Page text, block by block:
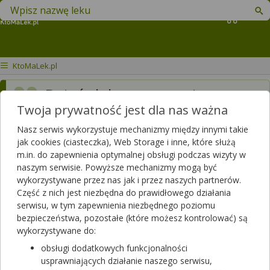
Koszyk
Znajdź lek w swojej okolicy
KtoMaLek.pl
Dzień dobry czy macie ten
lek na stanie
Dotyczy:Mężczyzna, 42 lata
Odpowiedzi farmaceutów
Witam serdecznie, Dzień dobry. Uprzejmie informujemy, że
KtoMaLek.pl nie jest apteką i nie prowadzi sprzedaży leków. W
przesłanym zapytaniu nie została podana nazwa leku, dlatego
nie jesteśmy w stanie przedstawić wyników wyszukiwania
produktu w naszym serwisie. Zachęcamy do samodzielnego
Twoja prywatność jest dla nas ważna
Nasz serwis wykorzystuje mechanizmy między innymi takie
jak cookies (ciasteczka), Web Storage i inne, które służą
m.in. do zapewnienia optymalnej obsługi podczas wizyty w
naszym serwisie. Powyższe mechanizmy mogą być
wykorzystywane przez nas jak i przez naszych partnerów.
Część z nich jest niezbędna do prawidłowego działania
serwisu, w tym zapewnienia niezbędnego poziomu
bezpieczeństwa, pozostałe (które możesz kontrolować) są
wykorzystywane do:
obsługi dodatkowych funkcjonalności
usprawniających działanie naszego serwisu,